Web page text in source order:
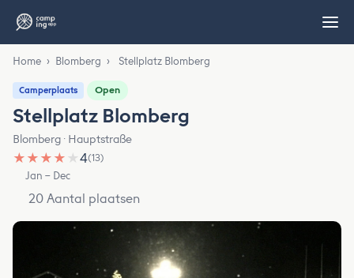
Home › Blomberg › Stellplatz Blomberg
Camperplaats Open
Stellplatz Blomberg
Blomberg · Hauptstraße
★ ★ ★ ★ ★4(13)
Jan – Dec
20 Aantal plaatsen